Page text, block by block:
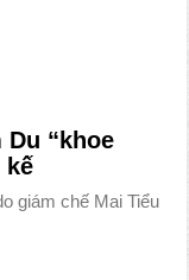
Du “khoe
kế
giám chế Mai Tiểu